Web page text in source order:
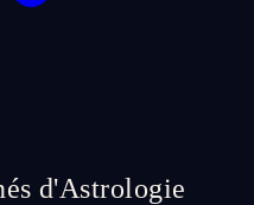
d'Astrologie